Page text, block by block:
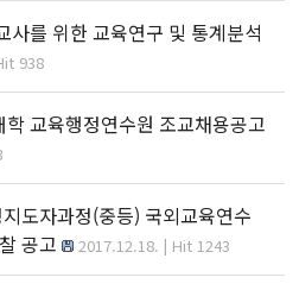
사를 위한 교육연구 및 통계분석
938
교육행정연수원 조교채용공고
도자과정(중등) 국외교육연수
공고
2017.12.18. | Hit 1243